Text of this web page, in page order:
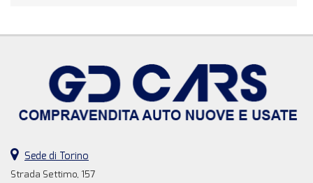
Sede di Torino
Strada Settimo, 157